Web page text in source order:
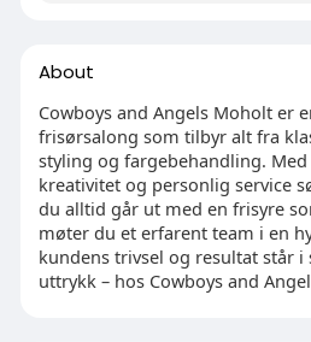
About
Cowboys and Angels Moholt er
frisørsalong som tilbyr alt fra
styling og fargebehandling.
kreativitet og personlig service
du alltid går ut med en frisyre
møter du et erfarent team i en
kundens trivsel og resultat står
uttrykk – hos Cowboys and